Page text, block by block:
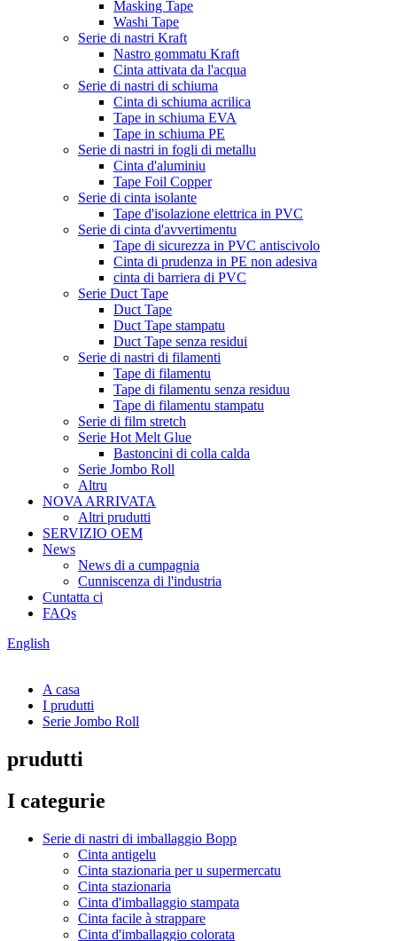
Masking Tape
Washi Tape
Serie di nastri Kraft
Nastro gommatu Kraft
Cinta attivata da l'acqua
Serie di nastri di schiuma
Cinta di schiuma acrilica
Tape in schiuma EVA
Tape in schiuma PE
Serie di nastri in fogli di metallu
Cinta d'aluminiu
Tape Foil Copper
Serie di cinta isolante
Tape d'isolazione elettrica in PVC
Serie di cinta d'avvertimentu
Tape di sicurezza in PVC antiscivolo
Cinta di prudenza in PE non adesiva
cinta di barriera di PVC
Serie Duct Tape
Duct Tape
Duct Tape stampatu
Duct Tape senza residui
Serie di nastri di filamenti
Tape di filamentu
Tape di filamentu senza residuu
Tape di filamentu stampatu
Serie di film stretch
Serie Hot Melt Glue
Bastoncini di colla calda
Serie Jombo Roll
Altru
NOVA ARRIVATA
Altri prudutti
SERVIZIO OEM
News
News di a cumpagnia
Cunniscenza di l'industria
Cuntatta ci
FAQs
English
A casa
I prudutti
Serie Jombo Roll
prudutti
I categurie
Serie di nastri di imballaggio Bopp
Cinta antigelu
Cinta stazionaria per u supermercatu
Cinta stazionaria
Cinta d'imballaggio stampata
Cinta facile à strappare
Cinta d'imballaggio colorata